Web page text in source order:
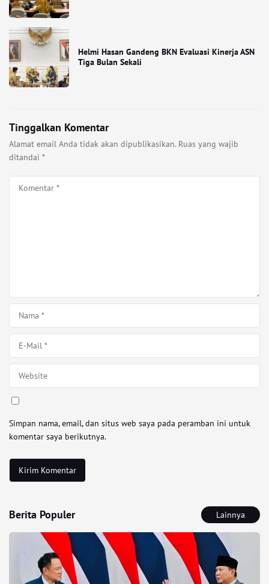
Helmi Hasan Gandeng BKN Evaluasi Kinerja ASN
Tiga Bulan Sekali
Tinggalkan Komentar
Alamat email Anda tidak akan dipublikasikan. Ruas yang wajib
ditandai *
Simpan nama, email, dan situs web saya pada peramban ini untuk
komentar saya berikutnya.
Berita Populer Lainnya